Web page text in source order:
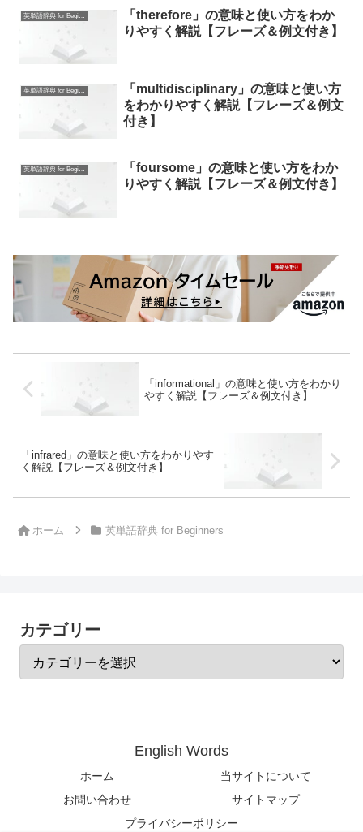
英単語辞典 for Beginners
「therefore」の意味と使い方をわか
りやすく解説【フレーズ＆例文付き】
英単語辞典 for Beginners
「multidisciplinary」の意味と使い方
をわかりやすく解説【フレーズ＆例文
付き】
英単語辞典 for Beginners
「foursome」の意味と使い方をわか
りやすく解説【フレーズ＆例文付き】
「informational」の意味と使い方をわかり
やすく解説【フレーズ＆例文付き】
「infrared」の意味と使い方をわかりやす
く解説【フレーズ＆例文付き】
ホーム 英単語辞典 for Beginners
カテゴリー
English Words
ホーム
当サイトについて
お問い合わせ
サイトマップ
プライバシーポリシー